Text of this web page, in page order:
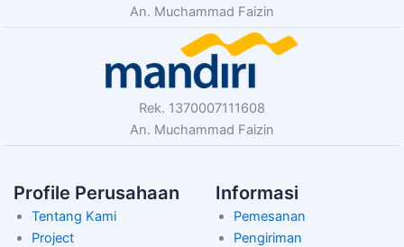
An. Muchammad Faizin
Rek. 1370007111608
An. Muchammad Faizin
Profile Perusahaan
Tentang Kami
Project
Informasi
Pemesanan
Pengiriman